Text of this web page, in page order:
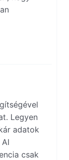
Legyen
adatok
csak